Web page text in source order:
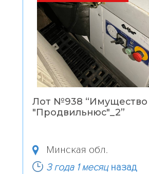
Лот №938 “
"Продвильнюс"_2”
Минская обл.
3 года 1 месяцназад